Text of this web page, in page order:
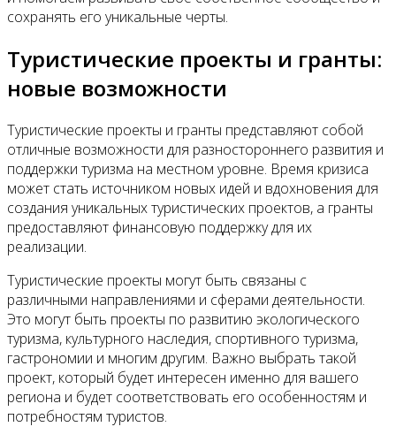
сохранять его уникальные черты.
Туристические проекты и гранты:
новые возможности
Туристические проекты и гранты представляют собой
отличные возможности для разностороннего развития и
поддержки туризма на местном уровне. Время кризиса
может стать источником новых идей и вдохновения для
создания уникальных туристических проектов, а гранты
предоставляют финансовую поддержку для их
реализации.
Туристические проекты могут быть связаны с
различными направлениями и сферами деятельности.
Это могут быть проекты по развитию экологического
туризма, культурного наследия, спортивного туризма,
гастрономии и многим другим. Важно выбрать такой
проект, который будет интересен именно для вашего
региона и будет соответствовать его особенностям и
потребностям туристов.